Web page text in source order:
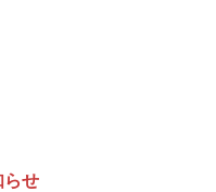
らせ